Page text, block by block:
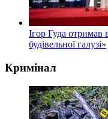
Ігор Гуда отримав
будівельної галузі»
Кримінал